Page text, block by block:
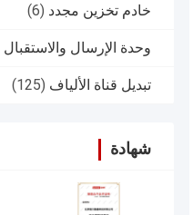
خادم تخزين مجدد (6)
وحدة الإرسال والاستقبال SFP
تبديل قناة الألياف (125)
شهادة